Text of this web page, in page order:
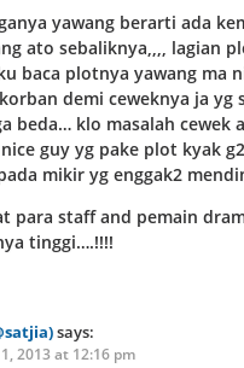
yawang berarti ada
ato sebaliknya,,,, lagian
baca plotnya yawang ma
demi ceweknya ja
beda… klo masalah cewek
guy yg pake plot kyak
mikir yg enggak2
para staff and pemain
tinggi….!!!!
says:
2013 at 12:16 pm